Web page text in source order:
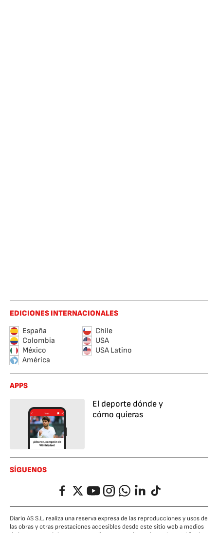
EDICIONES INTERNACIONALES
España
Chile
Colombia
USA
México
USA Latino
América
APPS
El deporte dónde y
cómo quieras
SÍGUENOS
FacebookTwitterYouTubeInstagramWhatsappLinkedIn
TikTok
Diario AS S.L. realiza una reserva expresa de las reproducciones y usos de
las obras y otras prestaciones accesibles desde este sitio web a medios